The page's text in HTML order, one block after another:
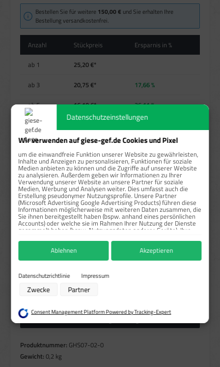
Bestellen Sie für weitere 150,00 € und Sie erhalten Ihre
Bestellung versandkostenfrei.
Anzahl Stückpreis
Ersparnis in %
ab 1 25,20 €*
ab 3 20,75 €* 17,66 %
ab5 16,10 €* 36,11 %
ab10
ab25 11,90 €* 52,78 %
ab50 10,71 €* 57,5 %
Preise exkl. MwSt. zzgl. Versandkosten
Sofort verfügbar, Lieferzeit: 1-3 Tage
Größeauswählen
auswählen
Produkt Anzahl: Gib den gewünschten Wert ein oder benutze die Schaltflächen um die Anzahl zu
Rolle / 1000 Stk.
Produktnummer: GHS07-02-0
Gewicht: 0,2 kg
Datenschutzeinstellungen
Wir verwenden auf giese-gef.de Cookies und Pixel
um die einwandfreie Funktion unserer Website zu gewährleisten,
Inhalte und Anzeigen zu personalisieren, Funktionen für soziale
Medien anbieten zu können und die Zugriffe auf unserer Website
zu analysieren. Außerdem geben wir Informationen zu Ihrer
Verwendung unserer Website an unsere Partner für soziale
Medien, Werbung und Analysen weiter. Dies umfasst auch die
Erstellung pseudonymer Nutzungsprofile. Unsere Partner
(Microsoft Advertising Google Advertising Products) führen diese
Informationen möglicherweise mit weiteren Daten zusammen, die
Sie ihnen bereitgestellt haben (bspw. anhand eines persönlichen
Accounts) oder welche sie im Rahmen Ihrer Nutzung der Dienste
gesammelt haben (bspw. Nutzungsdaten anderer Geräte). Ihre
jederzeit widerrufen, indem Sie auf den Datenschutz-Button links
unten klicken und dort die entsprechenden Anpassungen
vornehmen.
Zwecke der Datenverarbeitung durch unsere Partner:
Verwendung reduzierter Daten zur Auswahl von Werbeanzeigen
Verwendung von Profilen zur Auswahl personalisierter Werbung
Erstellung von Profilen zur Personalisierung von Inhalten
Verwendung von Profilen zur Auswahl personalisierter Inhalte
Messung der Werbeleistung
Analyse von Zielgruppen durch Statistiken oder Kombinationen von Daten
aus verschiedenen Quellen
Entwicklung und Verbesserung der Angebote
Datenschutzrichtlinie Impressum
Zwecke Partner
Ablehnen Akzeptieren
Consent Management Platform Powered by Tracking-Expert